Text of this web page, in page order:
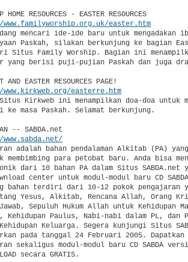
HOME RESOURCES - EASTER RESOURCES
easter.htm
mencari ide-ide baru untuk mengadakan
Paskah, silakan berkunjung ke bagian
Situs Family Worship. Bagian ini
yang berisi puji-pujian Paskah dan juga
AND EASTER RESOURCES PAGE!
easterre.htm
Kirkweb ini menampilkan doa-doa untuk
ke masa Paskah. Selamat berkunjung.
-- SABDA.net
adalah bahan pendalaman Alkitab (PA)
membimbing para petobat baru. Anda bisa
dari 10 bahan PA dalam Situs SABDA.net
center untuk modul-modul baru CD
bahan terdiri dari 10-12 pokok pengajaran
Yesus, Alkitab, Rencana Allah, Orang
Sepuluh Hukum Allah untuk Kehidupan
Kehidupan Paulus, Nabi-nabi dalam PL, dan
Keluarga. Segera kunjungi Situs
pada tanggal 24 Februari 2005. Dapatkan
sekaligus modul-modul baru CD SABDA
secara GRATIS.